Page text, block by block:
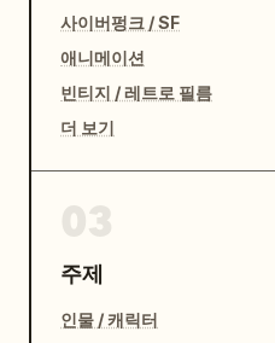
사이버펑크 / SF
애니메이션
빈티지 / 레트로 필름
더 보기
주제
인물 / 캐릭터